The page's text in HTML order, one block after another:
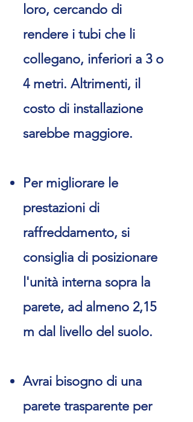
loro, cercando di
rendere i tubi che li
collegano, inferiori a 3 o
4 metri. Altrimenti, il
costo di installazione
sarebbe maggiore.
Per migliorare le
prestazioni di
raffreddamento, si
consiglia di posizionare
l'unità interna sopra la
parete, ad almeno 2,15
m dal livello del suolo.
Avrai bisogno di una
parete trasparente per